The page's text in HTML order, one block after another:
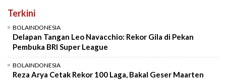
Terkini
BOLAINDONESIA
Delapan Tangan Leo Navacchio: Rekor Gila di Pekan
Pembuka BRI Super League
BOLAINDONESIA
Reza Arya Cetak Rekor 100 Laga, Bakal Geser Maarten